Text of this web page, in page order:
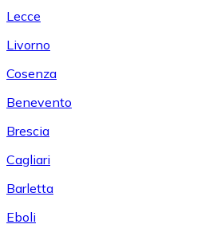
Lecce
Livorno
Cosenza
Benevento
Brescia
Cagliari
Barletta
Eboli